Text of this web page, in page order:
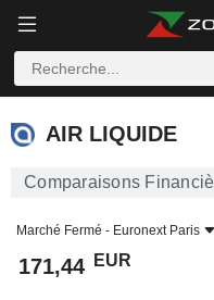
AIR LIQUIDE
AIR LIQUIDE
Comparaisons
Marché Fermé - Euronext Paris
171,44 EUR